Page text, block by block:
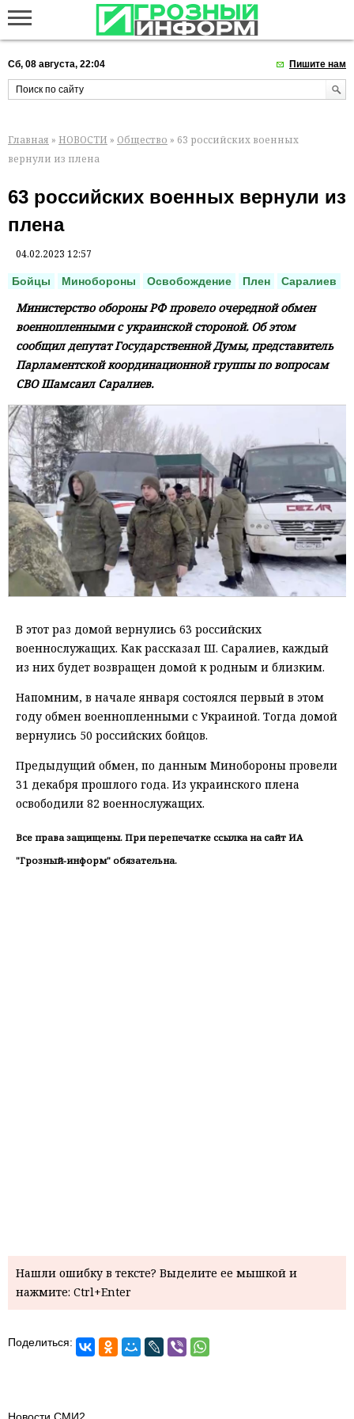
Сб, 08 августа, 22:04 Пишите нам
Главная » НОВОСТИ » Общество » 63 российских военных
вернули из плена
63 российских военных вернули из
плена
04.02.2023 12:57
Бойцы Минобороны Освобождение Плен Саралиев
Министерство обороны РФ провело очередной обмен
военнопленными с украинской стороной. Об этом
сообщил депутат Государственной Думы, представитель
Парламентской координационной группы по вопросам
СВО Шамсаил Саралиев.
В этот раз домой вернулись 63 российских
военнослужащих. Как рассказал Ш. Саралиев, каждый
из них будет возвращен домой к родным и близким.
Напомним, в начале января состоялся первый в этом
году обмен военнопленными с Украиной. Тогда домой
вернулись 50 российских бойцов.
Предыдущий обмен, по данным Минобороны провели
31 декабря прошлого года. Из украинского плена
освободили 82 военнослужащих.
Все права защищены. При перепечатке ссылка на сайт ИА
"Грозный-информ" обязательна.
Нашли ошибку в тексте? Выделите ее мышкой и
нажмите: Ctrl+Enter
Поделиться:
Новости СМИ2